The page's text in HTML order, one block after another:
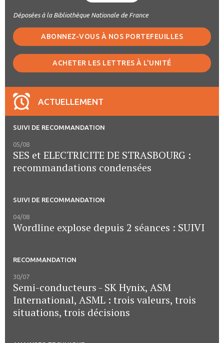
Déposées à la Bibliothèque Nationale de France
ABONNEZ-VOUS À NOS PORTEFEUILLES
ACHETER LES LETTRES À L'UNITÉ
ACTUELLEMENT
SUIVI DE RECOMMANDATION
05/08
SES et ELECTRICITE DE STRASBOURG :
recommandations condensées
SUIVI DE RECOMMANDATION
04/08
Wordline explose depuis 2 séances : SUIVI
RECOMMANDATION
30/07
Semi-conducteurs - SK Hynix, ASM
International, ASML : trois valeurs, trois
situations, trois décisions